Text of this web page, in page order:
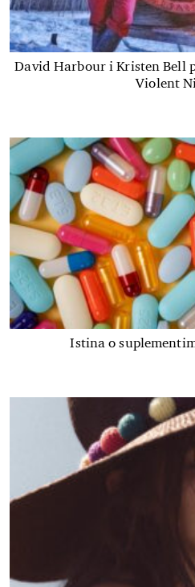
David Harbour i Kristen Bell
Violent
Istina o